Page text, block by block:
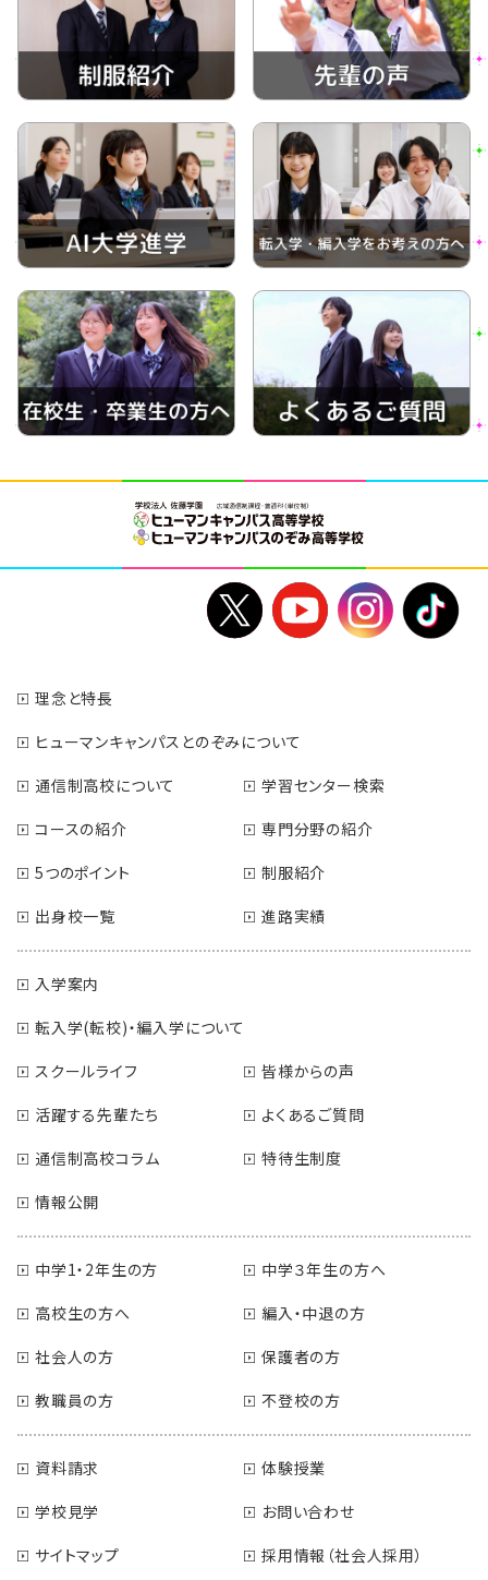
理念と特長
ヒューマンキャンパスとのぞみについて
通信制高校について
学習センター検索
コースの紹介
専門分野の紹介
5つのポイント
制服紹介
出身校一覧
進路実績
入学案内
転入学(転校)・編入学について
スクールライフ
皆様からの声
活躍する先輩たち
よくあるご質問
通信制高校コラム
特待生制度
情報公開
中学1・2年生の方
中学３年生の方へ
高校生の方へ
編入・中退の方
社会人の方
保護者の方
教職員の方
不登校の方
資料請求
体験授業
学校見学
お問い合わせ
サイトマップ
採用情報（社会人採用）